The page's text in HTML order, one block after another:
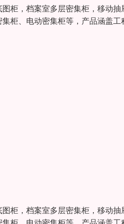
柜，档案室多层密集柜，移动抽
柜、电动密集柜等，产品涵盖工
柜，档案室多层密集柜，移动抽